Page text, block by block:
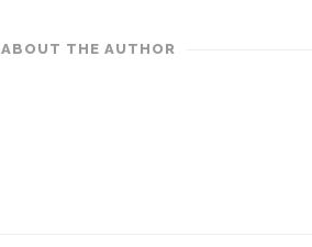
ABOUT THE AUTHOR